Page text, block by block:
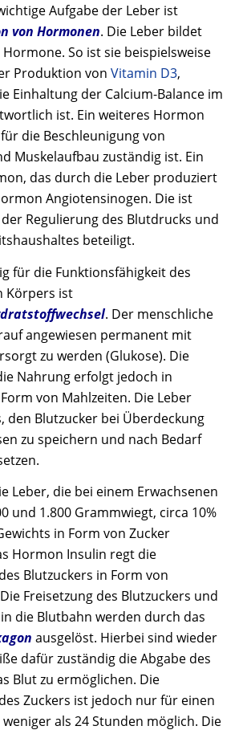
Aufgabe der Leber ist
von Hormonen. Die Leber bildet
So ist sie beispielsweise
Produktion von Vitamin D3,
Einhaltung der Calcium-Balance im
ist. Ein weiteres Hormon
die Beschleunigung von
Muskelaufbau zuständig ist. Ein
das durch die Leber produziert
Angiotensinogen. Die ist
Regulierung des Blutdrucks und
beteiligt.
für die Funktionsfähigkeit des
Körpers ist
. Der menschliche
angewiesen permanent mit
zu werden (Glukose). Die
Nahrung erfolgt jedoch in
von Mahlzeiten. Die Leber
den Blutzucker bei Überdeckung
zu speichern und nach Bedarf
Leber, die bei einem Erwachsenen
und 1.800 Grammwiegt, circa 10%
in Form von Zucker
Hormon Insulin regt die
Blutzuckers in Form von
Freisetzung des Blutzuckers und
die Blutbahn werden durch das
ausgelöst. Hierbei sind wieder
dafür zuständig die Abgabe des
Blut zu ermöglichen. Die
Zuckers ist jedoch nur für einen
als 24 Stunden möglich. Die